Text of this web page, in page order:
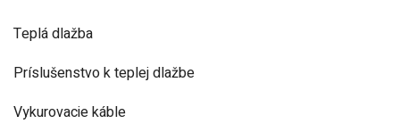
Teplá dlažba
Príslušenstvo k teplej dlažbe
Vykurovacie káble